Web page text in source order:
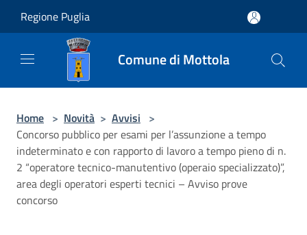
Regione Puglia
Comune di Mottola
Home > Novità > Avvisi >
Concorso pubblico per esami per l’assunzione a tempo
indeterminato e con rapporto di lavoro a tempo pieno di n.
2 “operatore tecnico-manutentivo (operaio specializzato)”,
area degli operatori esperti tecnici – Avviso prove
concorso